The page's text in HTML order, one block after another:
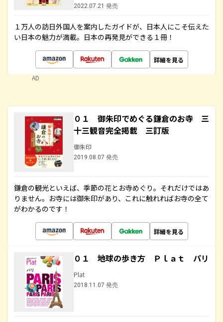
2022.07.21 発売
１万人の訪日外国人を案内したガイドが、日本人にこそ伝えた
い日本の魅力が満載。日本の再発見ができる１冊！
詳細を見る
AD
０１ 御朱印でめぐる鎌倉のお寺 三
十三観音完全掲載 三訂版
御朱印
2019.08.07 発売
鎌倉の観光といえば、季節の花とお寺めぐり。それだけではあ
りません。お寺には御朱印があり、これに触れればお寺の全て
がわかるのです！
詳細を見る
０１ 地球の歩き方 Ｐｌａｔ パリ
Plat
2018.11.07 発売